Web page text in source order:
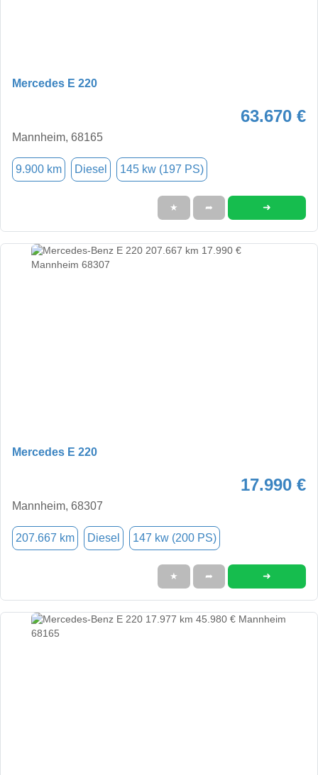
Mercedes E 220
63.670 €
Mannheim, 68165
9.900 km Diesel 145 kw (197 PS)
★ ➦ ➜
Mercedes E 220
17.990 €
Mannheim, 68307
207.667 km Diesel 147 kw (200 PS)
★ ➦ ➜